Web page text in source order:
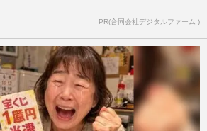
PR(合同会社デジタルファーム )